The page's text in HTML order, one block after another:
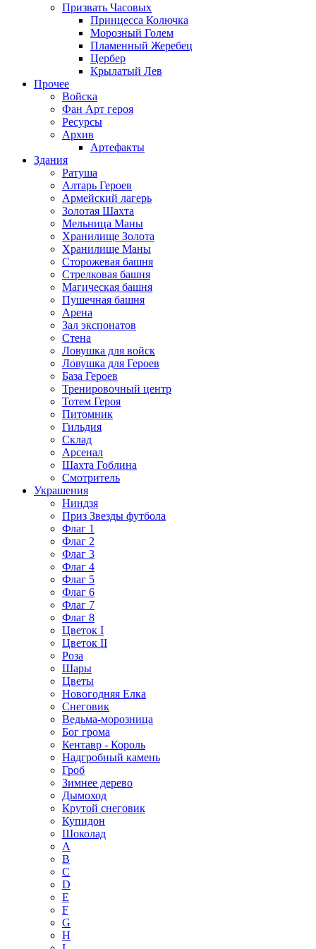
Призвать Часовых
Принцесса Колючка
Морозный Голем
Пламенный Жеребец
Цербер
Крылатый Лев
Прочее
Войска
Фан Арт героя
Ресурсы
Архив
Артефакты
Здания
Ратуша
Алтарь Героев
Армейский лагерь
Золотая Шахта
Мельница Маны
Хранилище Золота
Хранилище Маны
Сторожевая башня
Стрелковая башня
Магическая башня
Пушечная башня
Арена
Зал экспонатов
Стена
Ловушка для войск
Ловушка для Героев
База Героев
Тренировочный центр
Тотем Героя
Питомник
Гильдия
Склад
Арсенал
Шахта Гоблина
Смотритель
Украшения
Ниндзя
Приз Звезды футбола
Флаг 1
Флаг 2
Флаг 3
Флаг 4
Флаг 5
Флаг 6
Флаг 7
Флаг 8
Цветок I
Цветок II
Роза
Шары
Цветы
Новогодняя Елка
Снеговик
Ведьма-морозница
Бог грома
Кентавр - Король
Надгробный камень
Гроб
Зимнее дерево
Дымоход
Крутой снеговик
Купидон
Шоколад
A
B
C
D
E
F
G
H